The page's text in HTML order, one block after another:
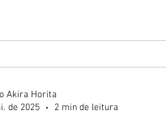
Akira Horita
de 2025
2 min de leitura